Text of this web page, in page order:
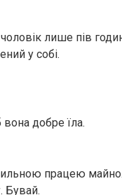
лише пів
у собі.
добре їла.
працею
Бувай.